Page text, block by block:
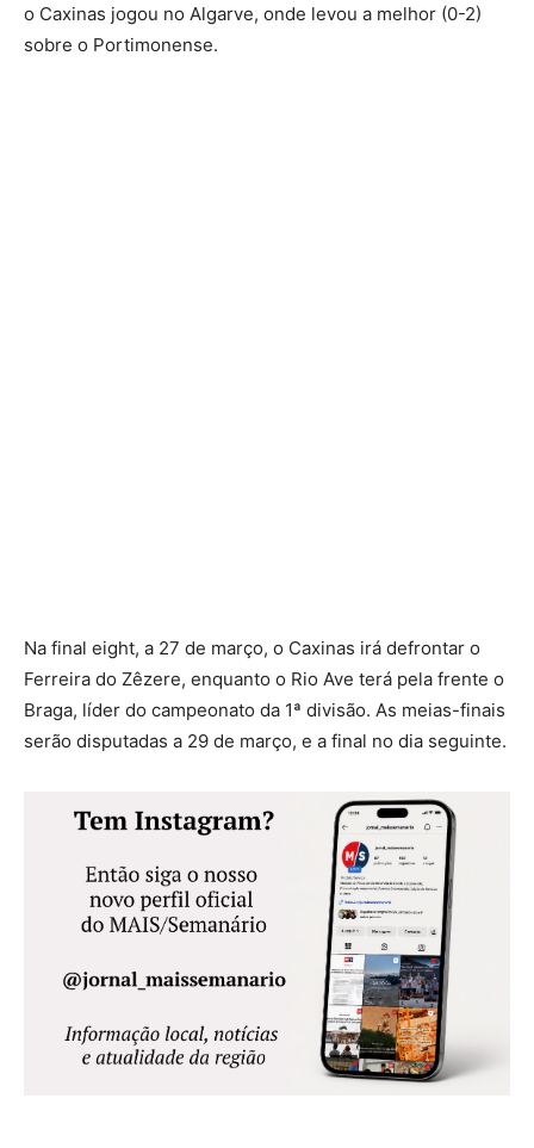
o Caxinas jogou no Algarve, onde levou a melhor (0-2)
sobre o Portimonense.
Na final eight, a 27 de março, o Caxinas irá defrontar o
Ferreira do Zêzere, enquanto o Rio Ave terá pela frente o
Braga, líder do campeonato da 1ª divisão. As meias-finais
serão disputadas a 29 de março, e a final no dia seguinte.